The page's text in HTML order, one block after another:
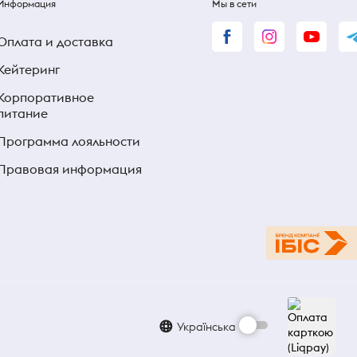
и доставка
лояльности
информация
Мы в сети
Українська